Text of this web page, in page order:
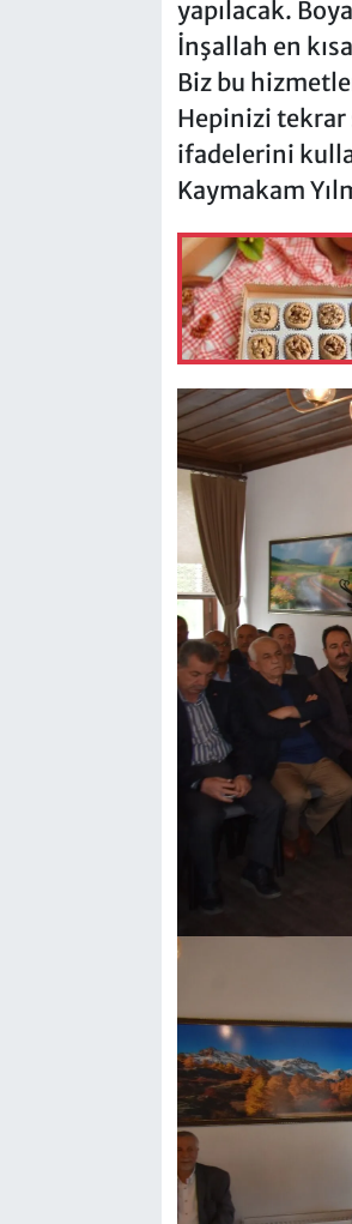
yapılacak.
İnşallah en
Biz bu
Hepinizi tekrar
ifadelerini
Kaymakam